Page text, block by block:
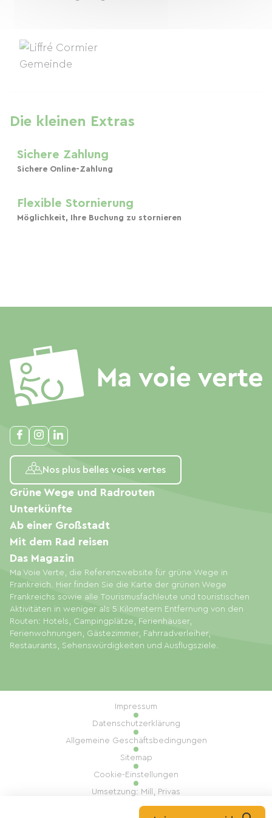
Die kleinen Extras
Sichere Zahlung
Sichere Online-Zahlung
Flexible Stornierung
Möglichkeit, Ihre Buchung zu stornieren
Nos plus belles voies vertes
Ma Voie Verte, die Referenzwebsite für grüne Wege in
Frankreich. Hier finden Sie die Karte der grünen Wege
Frankreichs sowie alle Tourismusfachleute und touristischen
Aktivitäten in weniger als 5 Kilometern Entfernung von den
Routen: Hotels, Campingplätze, Ferienhäuser,
Ferienwohnungen, Gästezimmer, Fahrradverleiher,
Restaurants, Sehenswürdigkeiten und Ausflugsziele.
Grüne Wege und Radrouten
Unterkünfte
Ab einer Großstadt
Mit dem Rad reisen
Das Magazin
© 2026 Ma Voie Verte Alle Rechte vorbehalten
Impressum
Datenschutzerklärung
Allgemeine Geschäftsbedingungen
Sitemap
Cookie-Einstellungen
Umsetzung: Mill, Privas